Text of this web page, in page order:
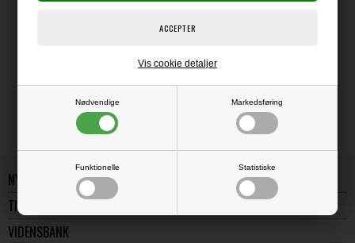
Nødvendige Markedsføring
Funktionelle Statistiske
Vis cookie detaljer
Læs flere artikler...
NYE VARER
TILBUD
VIDENSBANK